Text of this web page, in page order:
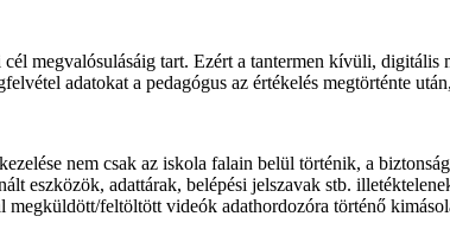
cél megvalósulásáig tart. Ezért a tantermen kívüli,
adatokat a pedagógus az értékelés megtörténte
nem csak az iskola falain belül történik, a
eszközök, adattárak, belépési jelszavak stb.
feltöltött videók adathordozóra történő